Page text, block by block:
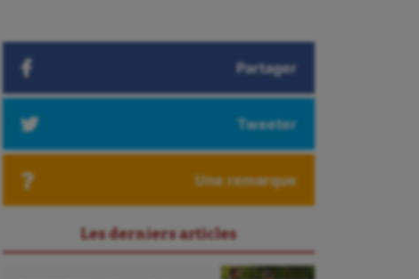
Partager
Tweeter
Une remarque
Les derniers articles